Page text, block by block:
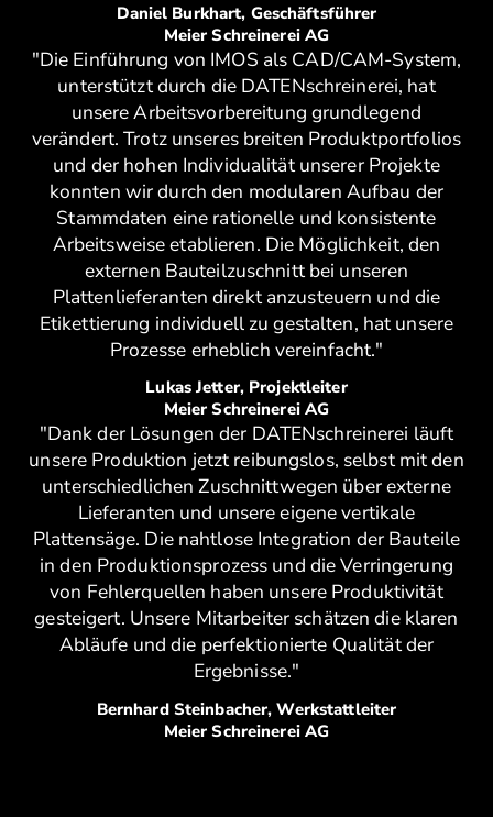
Daniel Burkhart, Geschäftsführer
Meier Schreinerei AG
"Die Einführung von IMOS als CAD/CAM-System,
unterstützt durch die DATENschreinerei, hat
unsere Arbeitsvorbereitung grundlegend
verändert. Trotz unseres breiten Produktportfolios
und der hohen Individualität unserer Projekte
konnten wir durch den modularen Aufbau der
Stammdaten eine rationelle und konsistente
Arbeitsweise etablieren. Die Möglichkeit, den
externen Bauteilzuschnitt bei unseren
Plattenlieferanten direkt anzusteuern und die
Etikettierung individuell zu gestalten, hat unsere
Prozesse erheblich vereinfacht."
Lukas Jetter, Projektleiter
Meier Schreinerei AG
"Dank der Lösungen der DATENschreinerei läuft
unsere Produktion jetzt reibungslos, selbst mit den
unterschiedlichen Zuschnittwegen über externe
Lieferanten und unsere eigene vertikale
Plattensäge. Die nahtlose Integration der Bauteile
in den Produktionsprozess und die Verringerung
von Fehlerquellen haben unsere Produktivität
gesteigert. Unsere Mitarbeiter schätzen die klaren
Abläufe und die perfektionierte Qualität der
Ergebnisse."
Bernhard Steinbacher, Werkstattleiter
Meier Schreinerei AG